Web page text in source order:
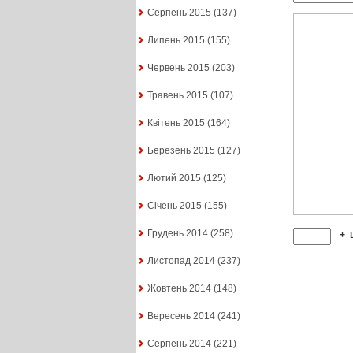
Серпень 2015 (137)
Липень 2015 (155)
Червень 2015 (203)
Травень 2015 (107)
Квітень 2015 (164)
Березень 2015 (127)
Лютий 2015 (125)
Січень 2015 (155)
Грудень 2014(258)
Листопад 2014(237)
Жовтень 2014(148)
Вересень 2014(241)
Серпень 2014(221)
+